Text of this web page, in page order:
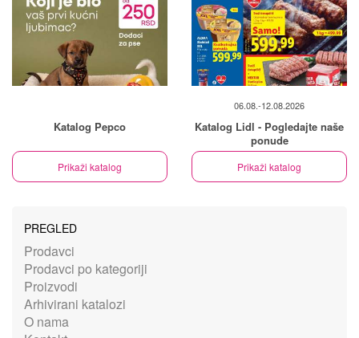
Katalog Pepco
Prikaži katalog
06.08.-12.08.2026
Katalog Lidl - Pogledajte naše
ponude
Prikaži katalog
PREGLED
Prodavci
Prodavci po kategoriji
Proizvodi
Arhivirani katalozi
O nama